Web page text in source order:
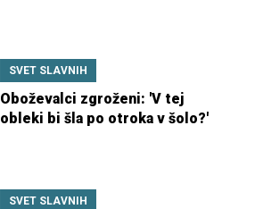
SVET SLAVNIH
Oboževalci zgroženi: 'V tej
obleki bi šla po otroka v šolo?'
SVET SLAVNIH